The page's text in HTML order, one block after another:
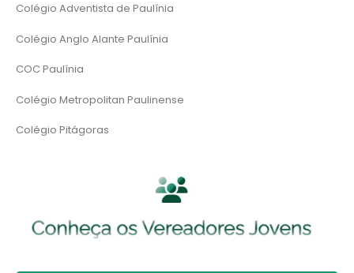
Colégio Adventista de Paulínia
Colégio Anglo Alante Paulínia
COC Paulínia
Colégio Metropolitan Paulinense
Colégio Pitágoras